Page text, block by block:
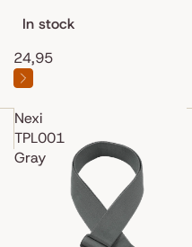
In stock
24,95
Nexi
TPL001
Gray